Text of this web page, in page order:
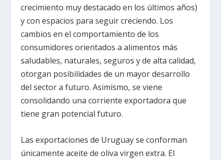
crecimiento muy destacado en los últimos años)
y con espacios para seguir creciendo. Los
cambios en el comportamiento de los
consumidores orientados a alimentos más
saludables, naturales, seguros y de alta calidad,
otorgan posibilidades de un mayor desarrollo
del sector a futuro. Asimismo, se viene
consolidando una corriente exportadora que
tiene gran potencial futuro.
Las exportaciones de Uruguay se conforman
únicamente aceite de oliva virgen extra. El